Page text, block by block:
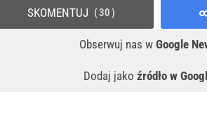
Obserwuj nas w Google
Dodaj jako źródło w
SKOMENTUJ 30